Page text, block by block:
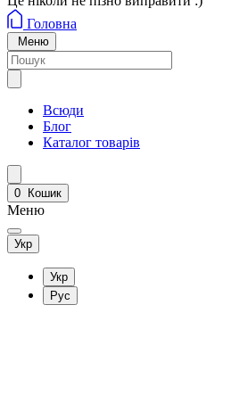
Головна
Меню
Всюди
Блог
Каталог товарів
0 Кошик
Меню
Укр
Укр
Рус